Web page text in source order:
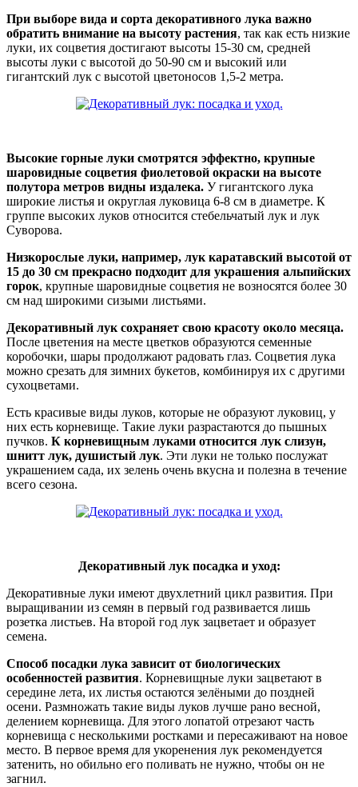
При выборе вида и сорта декоративного лука важно
обратить внимание на высоту растения, так как есть низкие
луки, их соцветия достигают высоты 15-30 см, средней
высоты луки с высотой до 50-90 см и высокий или
гигантский лук с высотой цветоносов 1,5-2 метра.
Высокие горные луки смотрятся эффектно, крупные
шаровидные соцветия фиолетовой окраски на высоте
полутора метров видны издалека. У гигантского лука
широкие листья и округлая луковица 6-8 см в диаметре. К
группе высоких луков относится стебельчатый лук и лук
Суворова.
Низкорослые луки, например, лук каратавский высотой от
15 до 30 см прекрасно подходит для украшения альпийских
горок, крупные шаровидные соцветия не возносятся более 30
см над широкими сизыми листьями.
Декоративный лук сохраняет свою красоту около месяца.
После цветения на месте цветков образуются семенные
коробочки, шары продолжают радовать глаз. Соцветия лука
можно срезать для зимних букетов, комбинируя их с другими
сухоцветами.
Есть красивые виды луков, которые не образуют луковиц, у
них есть корневище. Такие луки разрастаются до пышных
пучков. К корневищным луками относится лук слизун,
шнитт лук, душистый лук. Эти луки не только послужат
украшением сада, их зелень очень вкусна и полезна в течение
всего сезона.
Декоративный лук посадка и уход:
Декоративные луки имеют двухлетний цикл развития. При
выращивании из семян в первый год развивается лишь
розетка листьев. На второй год лук зацветает и образует
семена.
Способ посадки лука зависит от биологических
особенностей развития. Корневищные луки зацветают в
середине лета, их листья остаются зелёными до поздней
осени. Размножать такие виды луков лучше рано весной,
делением корневища. Для этого лопатой отрезают часть
корневища с несколькими ростками и пересаживают на новое
место. В первое время для укоренения лук рекомендуется
затенить, но обильно его поливать не нужно, чтобы он не
загнил.